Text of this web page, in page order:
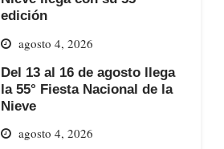
edición
agosto 4, 2026
Del 13 al 16 de agosto llega
la 55° Fiesta Nacional de la
Nieve
agosto 4, 2026